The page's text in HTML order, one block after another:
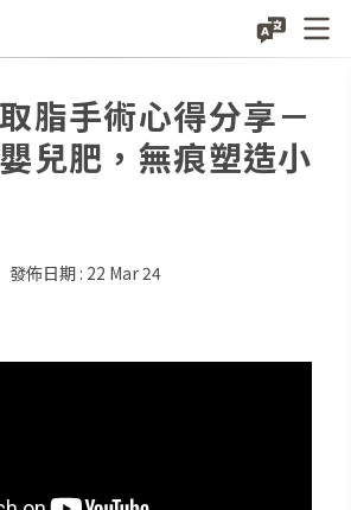
脂手術心得分享－
兒肥，無痕塑造小
22 Mar 24